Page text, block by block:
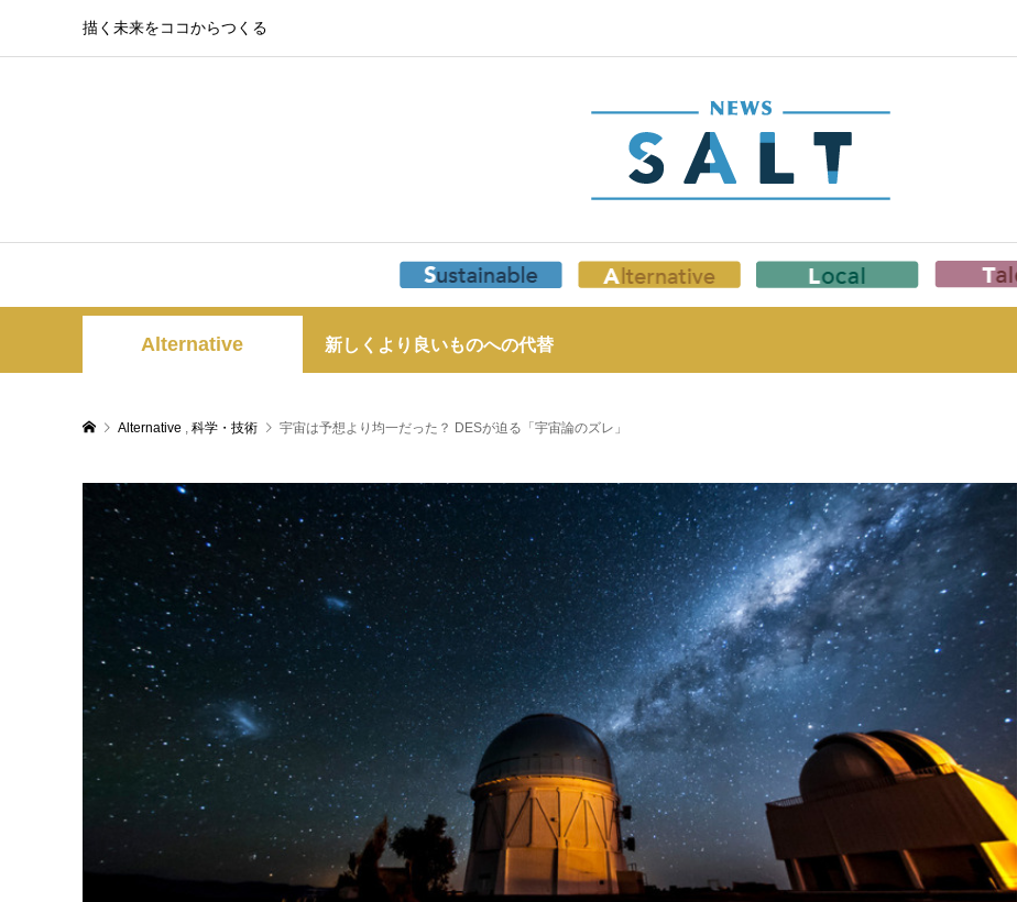
描く未来をココからつくる
Alternative 新しくより良いものへの代替
Alternative , 科学・技術 宇宙は予想より均一だった？ DESが迫る「宇宙論のズレ」